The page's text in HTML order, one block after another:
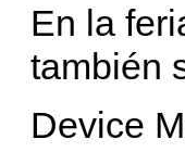
En la
también
Device